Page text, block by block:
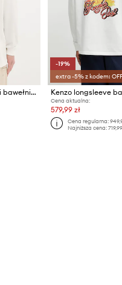
Kenzo longsleeve męski bawełniany
-19%
extra -5% z kodem:
Kenzo longsleeve
Cena aktualna:
579,99 zł
Cena regularna:
Najniższa cena: